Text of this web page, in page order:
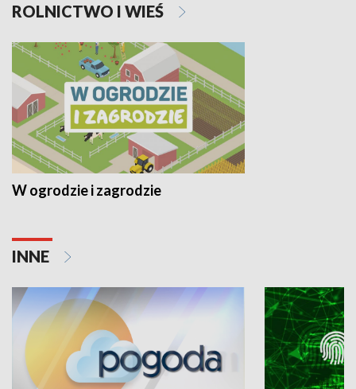
ROLNICTWO I WIEŚ
W ogrodzie i zagrodzie
INNE